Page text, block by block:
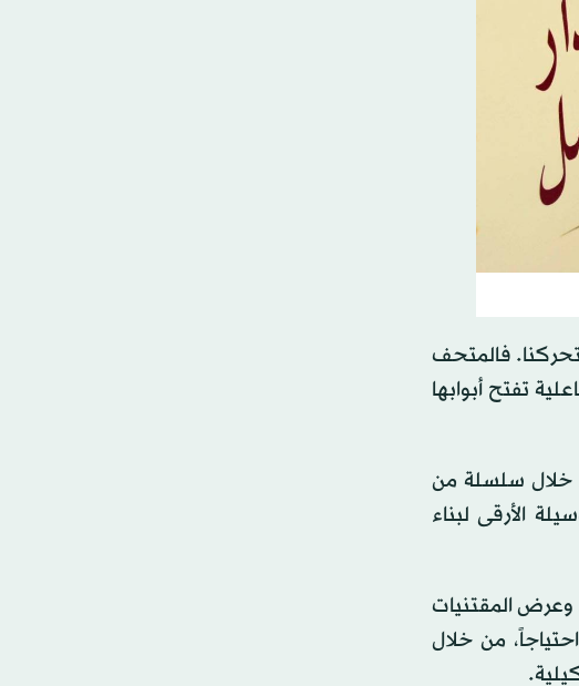
تحركنا. فالمتحف
تفتح أبوابها
خلال سلسلة من
الأرقى لبناء
المقتنيات
من خلال